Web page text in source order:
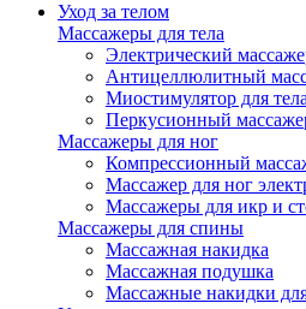
Уход за телом
Массажеры для тела
Электрический
Антицеллюлитный
Миостимулятор для тела
Перкусионный
Массажеры для ног
Компрессионный
Массажер для ног
Массажеры для икр и
Массажеры для спины
Массажная накидка
Массажная подушка
Массажные накидки